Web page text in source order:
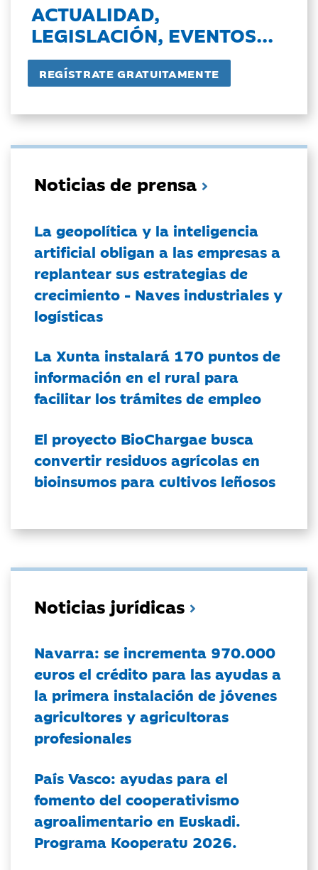
ACTUALIDAD,
LEGISLACIÓN, EVENTOS...
Noticias de prensa
La geopolítica y la inteligencia
artificial obligan a las empresas a
replantear sus estrategias de
crecimiento - Naves industriales y
logísticas
La Xunta instalará 170 puntos de
información en el rural para
facilitar los trámites de empleo
El proyecto BioChargae busca
convertir residuos agrícolas en
bioinsumos para cultivos leñosos
Noticias jurídicas
Navarra: se incrementa 970.000
euros el crédito para las ayudas a
la primera instalación de jóvenes
agricultores y agricultoras
profesionales
País Vasco: ayudas para el
fomento del cooperativismo
agroalimentario en Euskadi.
Programa Kooperatu 2026.